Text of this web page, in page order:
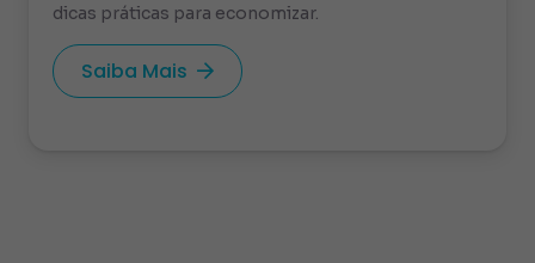
dicas práticas para economizar.
Saiba Mais